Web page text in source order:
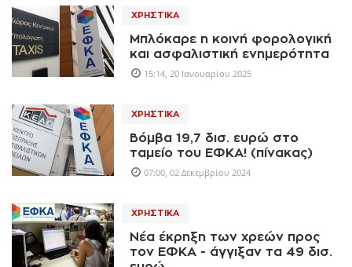
ΧΡΗΣΤΙΚΆ
Μπλόκαρε η κοινή φορολογική
και ασφαλιστική ενημερότητα
15:14, 20 Ιανουαρίου 2025
ΧΡΗΣΤΙΚΆ
Βόμβα 19,7 δισ. ευρώ στο
ταμείο του ΕΦΚΑ! (πίνακας)
07:00, 02 Δεκεμβρίου 2024
ΧΡΗΣΤΙΚΆ
Νέα έκρηξη των χρεών προς
τον ΕΦΚΑ - άγγιξαν τα 49 δισ.